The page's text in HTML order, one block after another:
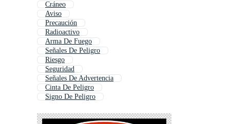
Cráneo
Aviso
Precaución
Radioactivo
Arma De Fuego
Señales De Peligro
Riesgo
Seguridad
Señales De Advertencia
Cinta De Peligro
Signo De Peligro